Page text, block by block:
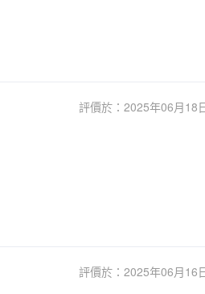
評價於：2025年06月18
評價於：2025年06月16